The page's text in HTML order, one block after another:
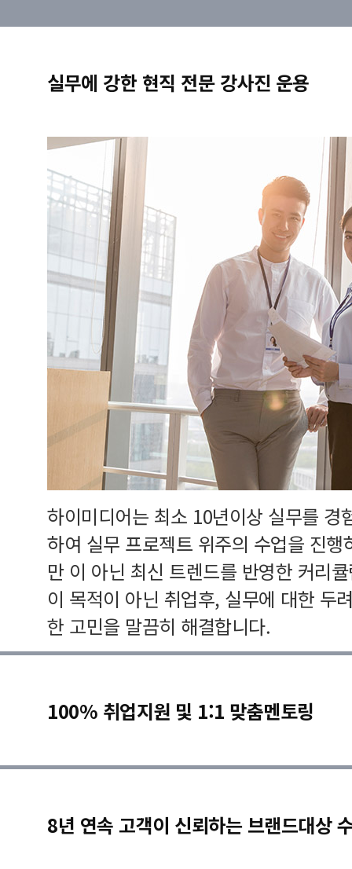
실무에 강한 현직 전문 강사진 운용
하이미디어는 최소 10년이상 실무를 경
하여 실무 프로젝트 위주의 수업을 진
만 이 아닌 최신 트렌드를 반영한 커리
이 목적이 아닌 취업후, 실무에 대한 두
한 고민을 말끔히 해결합니다.
100% 취업지원 및 1:1 맞춤멘토링
8년 연속 고객이 신뢰하는 브랜드대상